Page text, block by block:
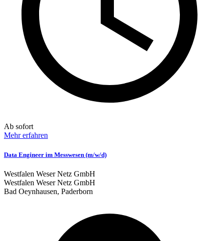
Ab sofort
Mehr erfahren
Data Engineer im Messwesen (m/w/d)
Westfalen Weser Netz GmbH
Westfalen Weser Netz GmbH
Bad Oeynhausen, Paderborn